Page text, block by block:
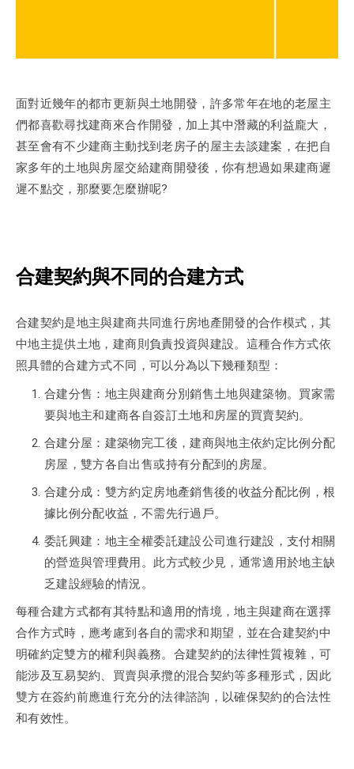
面對近幾年的都市更新與土地開發，許多常年在地的老屋主
們都喜歡尋找建商來合作開發，加上其中潛藏的利益龐大，
甚至會有不少建商主動找到老房子的屋主去談建案，在把自
家多年的土地與房屋交給建商開發後，你有想過如果建商遲
遲不點交，那麼要怎麼辦呢?
合建契約與不同的合建方式
合建契約是地主與建商共同進行房地產開發的合作模式，其
中地主提供土地，建商則負責投資與建設。這種合作方式依
照具體的合建方式不同，可以分為以下幾種類型：
合建分售：地主與建商分別銷售土地與建築物。買家需
要與地主和建商各自簽訂土地和房屋的買賣契約。
合建分屋：建築物完工後，建商與地主依約定比例分配
房屋，雙方各自出售或持有分配到的房屋。
合建分成：雙方約定房地產銷售後的收益分配比例，根
據比例分配收益，不需先行過戶。
委託興建：地主全權委託建設公司進行建設，支付相關
的營造與管理費用。此方式較少見，通常適用於地主缺
乏建設經驗的情況。
每種合建方式都有其特點和適用的情境，地主與建商在選擇
合作方式時，應考慮到各自的需求和期望，並在合建契約中
明確約定雙方的權利與義務。合建契約的法律性質複雜，可
能涉及互易契約、買賣與承攬的混合契約等多種形式，因此
雙方在簽約前應進行充分的法律諮詢，以確保契約的合法性
和有效性。